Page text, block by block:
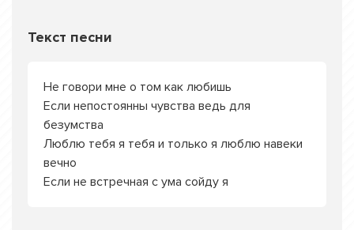
Текст песни
Не говори мне о том как любишь
Если непостоянны чувства ведь для
безумства
Люблю тебя я тебя и только я люблю навеки
вечно
Если не встречная с ума сойду я